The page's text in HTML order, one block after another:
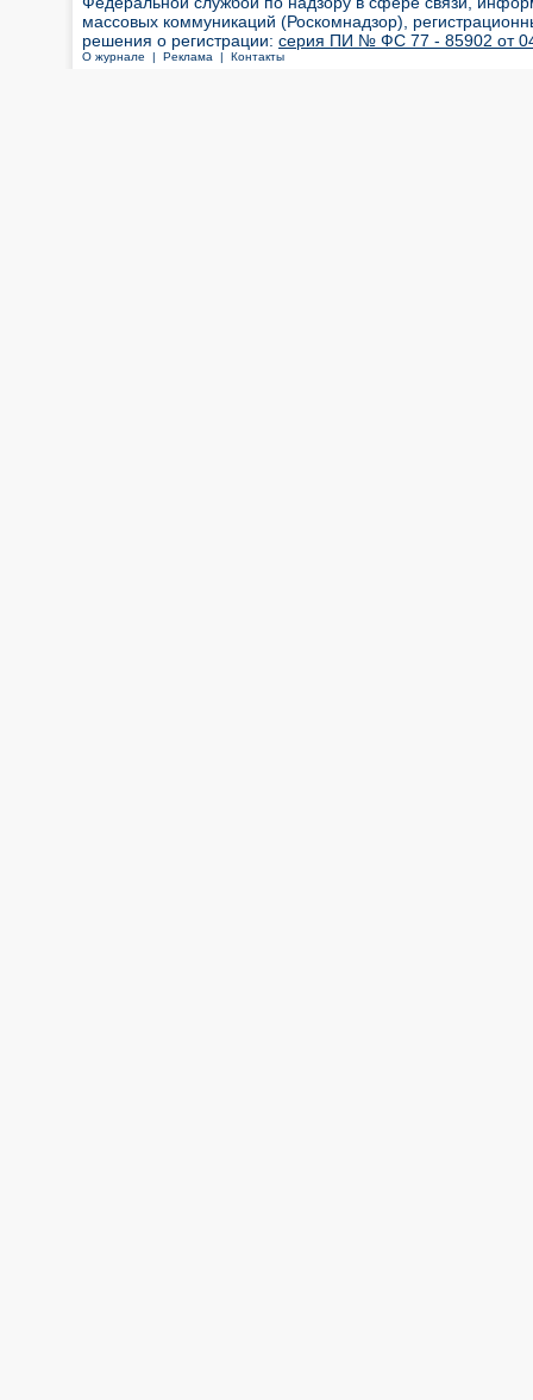
массовых коммуникаций (Роскомнадзор),
решения о регистрации: серия ПИ № ФС 77 - 85902 от 04
О журнале | Реклама | Контакты